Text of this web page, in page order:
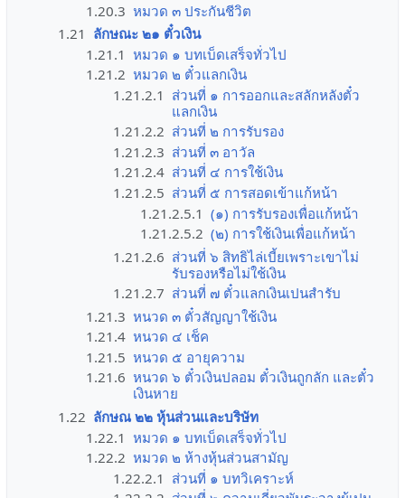
1.20.3 หมวด ๓ ประกันชีวิต
1.21 ลักษณะ ๒๑ ตั๋วเงิน
1.21.1 หมวด ๑ บทเบ็ดเสร็จทั่วไป
1.21.2 หมวด ๒ ตั๋วแลกเงิน
1.21.2.1 ส่วนที่ ๑ การออกและสลักหลังตั๋ว
แลกเงิน
1.21.2.2 ส่วนที่ ๒ การรับรอง
1.21.2.3 ส่วนที่ ๓ อาวัล
1.21.2.4 ส่วนที่ ๔ การใช้เงิน
1.21.2.5 ส่วนที่ ๕ การสอดเข้าแก้หน้า
1.21.2.5.1 (๑) การรับรองเพื่อแก้หน้า
1.21.2.5.2 (๒) การใช้เงินเพื่อแก้หน้า
1.21.2.6 ส่วนที่ ๖ สิทธิไล่เบี้ยเพราะเขาไม่
รับรองหรือไม่ใช้เงิน
1.21.2.7 ส่วนที่ ๗ ตั๋วแลกเงินเปนสำรับ
1.21.3 หนวด ๓ ตั๋วสัญญาใช้เงิน
1.21.4 หนวด ๔ เช็ค
1.21.5 หนวด ๕ อายุความ
1.21.6 หนวด ๖ ตั๋วเงินปลอม ตั๋วเงินถูกลัก และตั๋ว
เงินหาย
1.22 ลักษณ ๒๒ หุ้นส่วนและบริษัท
1.22.1 หมวด ๑ บทเบ็ดเสร็จทั่วไป
1.22.2 หมวด ๒ ห้างหุ้นส่วนสามัญ
1.22.2.1 ส่วนที่ ๑ บทวิเคราะห์